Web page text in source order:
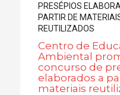
Centro de
Ambiental
concurso de
elaborados a
materiais